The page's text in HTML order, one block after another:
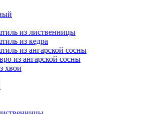
из лиственницы
из кедра
из ангарской сосны
из ангарской сосны
хвои